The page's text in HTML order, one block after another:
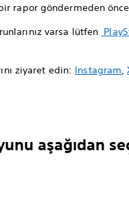
rapor göndermeden
varsa lütfen
ziyaret edin: Instagram,
aşağıdan